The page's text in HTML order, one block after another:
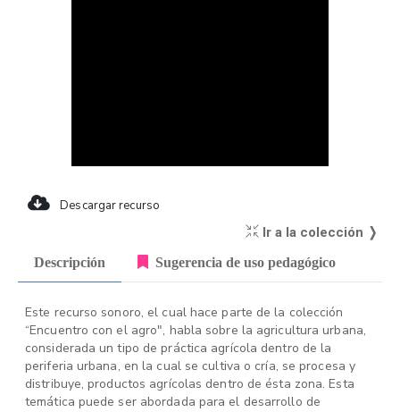
Descargar recurso
Ir a la colección ❭
Descripción Sugerencia de uso pedagógico
Este recurso sonoro, el cual hace parte de la colección
“Encuentro con el agro", habla sobre la agricultura urbana,
considerada un tipo de práctica agrícola dentro de la
periferia urbana, en la cual se cultiva o cría, se procesa y
distribuye, productos agrícolas dentro de ésta zona. Esta
temática puede ser abordada para el desarrollo de